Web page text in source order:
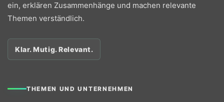
ein, erklären Zusammenhänge und machen relevante
Themen verständlich.
Klar. Mutig. Relevant.
THEMEN UND UNTERNEHMEN